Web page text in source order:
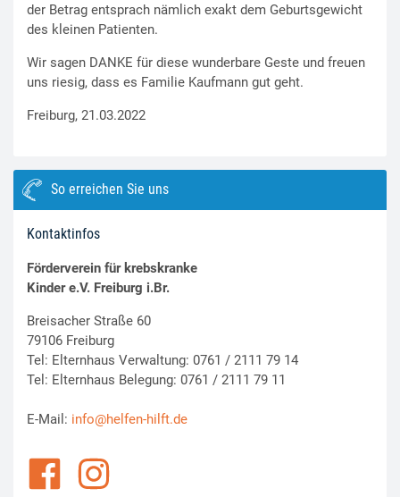
der Betrag entsprach nämlich exakt dem Geburtsgewicht
des kleinen Patienten.
Wir sagen DANKE für diese wunderbare Geste und freuen
uns riesig, dass es Familie Kaufmann gut geht.
Freiburg, 21.03.2022
So erreichen Sie uns
Kontaktinfos
Förderverein für krebskranke
Kinder e.V. Freiburg i.Br.
Breisacher Straße 60
79106 Freiburg
Tel: Elternhaus Verwaltung: 0761 / 2111 79 14
Tel: Elternhaus Belegung: 0761 / 2111 79 11
E-Mail: info@helfen-hilft.de